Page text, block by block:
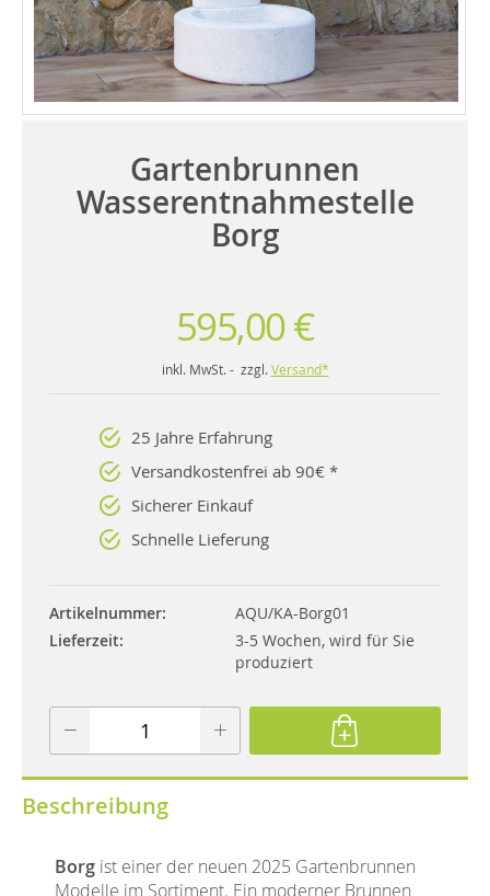
Gartenbrunnen
Wasserentnahmestelle
Borg
595,00 €
inkl. MwSt. - zzgl. Versand*
25 Jahre Erfahrung
Versandkostenfrei ab 90€ *
Sicherer Einkauf
Schnelle Lieferung
Artikelnummer
AQU/KA-Borg01
Lieferzeit
3-5 Wochen, wird für Sie
produziert
Beschreibung
Borg ist einer der neuen 2025 Gartenbrunnen
Modelle im Sortiment. Ein moderner Brunnen